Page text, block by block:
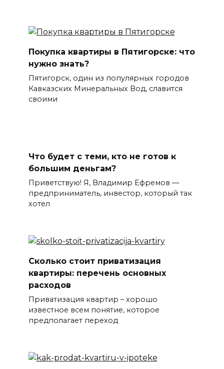
Покупка квартиры в Пятигорске: что
нужно знать?
Пятигорск, один из популярных городов
Кавказских Минеральных Вод, славится
своими
Что будет с теми, кто не готов к
большим деньгам?
Приветствую! Я, Владимир Ефремов —
предприниматель, инвестор, который так
хотел
Сколько стоит приватизация
квартиры: перечень основных
расходов
Приватизация квартир – хорошо
известное всем понятие, которое
предполагает переход